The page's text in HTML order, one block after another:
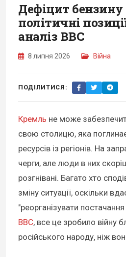
Дефіцит
політичні
аналіз BBC
8 липня 2026 Війна
ПОДІЛИТИСЯ:
Кремль не може
свою столицю, яка поглинає
ресурсів із регіонів. На
черги, але люди в них
розгнівані. Багато хто
зміну ситуації, оскільки
"реорганізувати
BBC, все це зробило війну
російського народу, ніж